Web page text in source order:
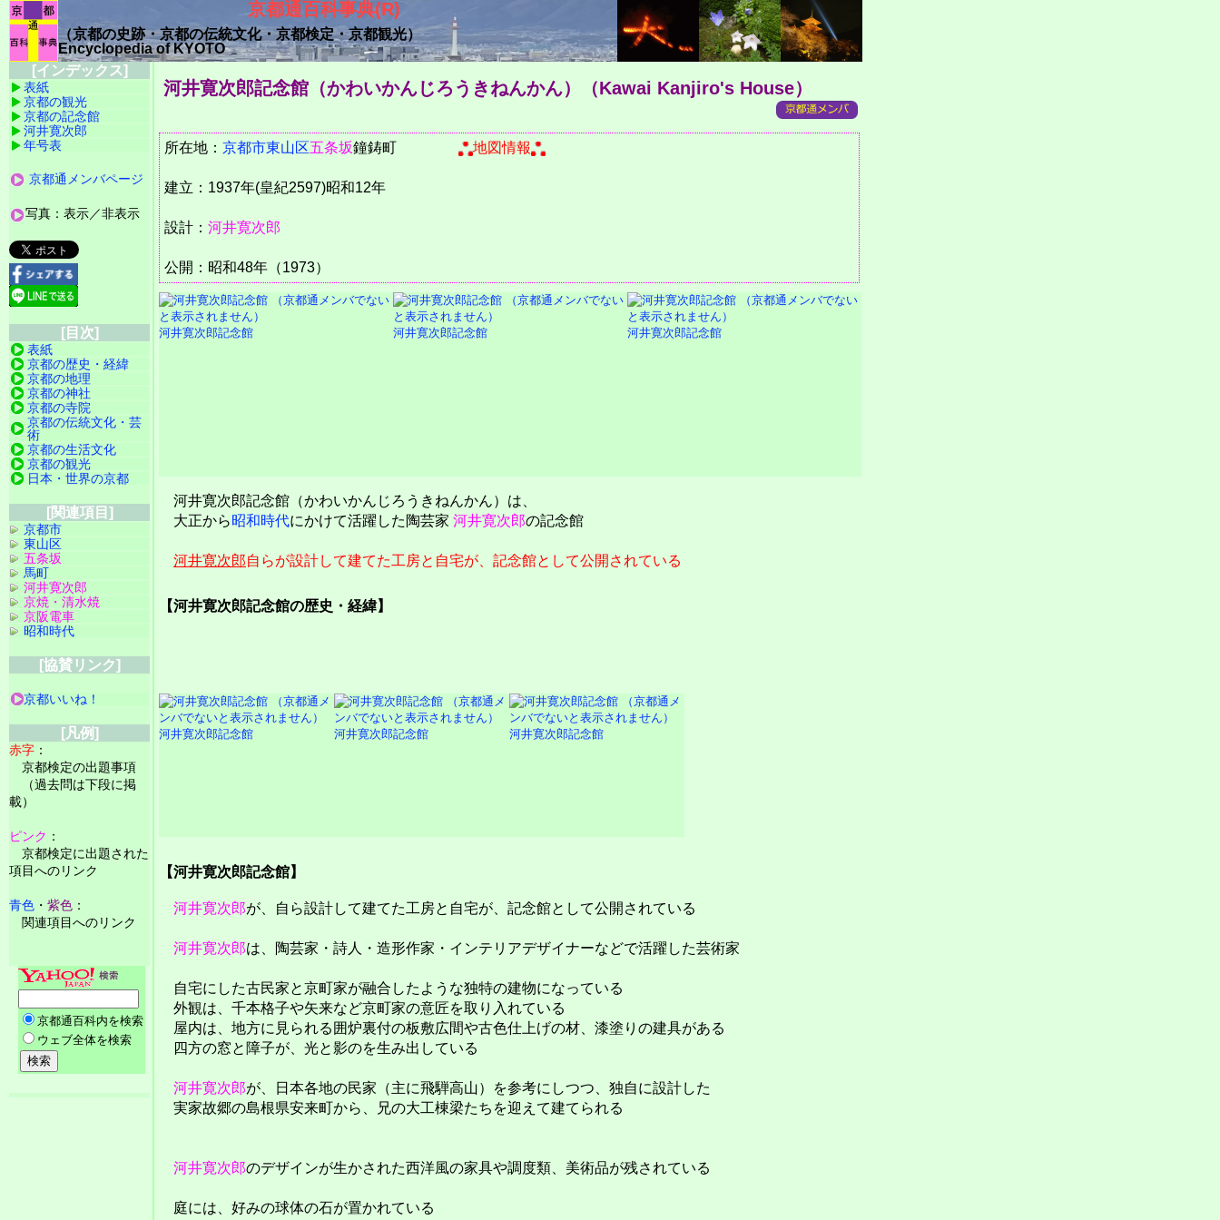
京都通百科事典(R)
（京都の史跡・京都の伝統文化・京都検定・京都観光）
Encyclopedia of KYOTO
河井寛次郎記念館（かわいかんじろうきねんかん） （Kawai Kanjiro's House）
所在地： 京都市東山区五条坂鐘鋳町 地図情報
建立：1937年(皇紀2597)昭和12年
設計： 河井寛次郎
公開：昭和48年（1973）
河井寛次郎記念館 河井寛次郎記念館 河井寛次郎記念館
河井寛次郎記念館（かわいかんじろうきねんかん）は、
大正から昭和時代にかけて活躍した陶芸家 河井寛次郎の記念館
河井寛次郎自らが設計して建てた工房と自宅が、記念館として公開されている
【河井寛次郎記念館の歴史・経緯】
河井寛次郎記念館 河井寛次郎記念館 河井寛次郎記念館
【河井寛次郎記念館】
河井寛次郎が、自ら設計して建てた工房と自宅が、記念館として公開されている
河井寛次郎は、陶芸家・詩人・造形作家・インテリアデザイナーなどで活躍した芸術家
自宅にした古民家と京町家が融合したような独特の建物になっている
外観は、千本格子や矢来など京町家の意匠を取り入れている
屋内は、地方に見られる囲炉裏付の板敷広間や古色仕上げの材、漆塗りの建具がある
四方の窓と障子が、光と影のを生み出している
河井寛次郎が、日本各地の民家（主に飛騨高山）を参考にしつつ、独自に設計した
実家故郷の島根県安来町から、兄の大工棟梁たちを迎えて建てられる
河井寛次郎のデザインが生かされた西洋風の家具や調度類、美術品が残されている
庭には、好みの球体の石が置かれている
[インデックス]
表紙
京都の観光
京都の記念館
河井寛次郎
年号表
京都通メンバページ
写真：表示／非表示
[目次]
表紙
京都の歴史・経緯
京都の地理
京都の神社
京都の寺院
京都の伝統文化・芸
術
京都の生活文化
京都の観光
日本・世界の京都
[関連項目]
京都市
東山区
五条坂
馬町
河井寛次郎
京焼・清水焼
京阪電車
昭和時代
[協賛リンク]
京都いいね！
[凡例]
赤字 ：
京都検定の出題事項
（過去問は下段に掲
載）
ピンク ：
京都検定に出題された
項目へのリンク
青色 ・ 紫色 ：
関連項目へのリンク